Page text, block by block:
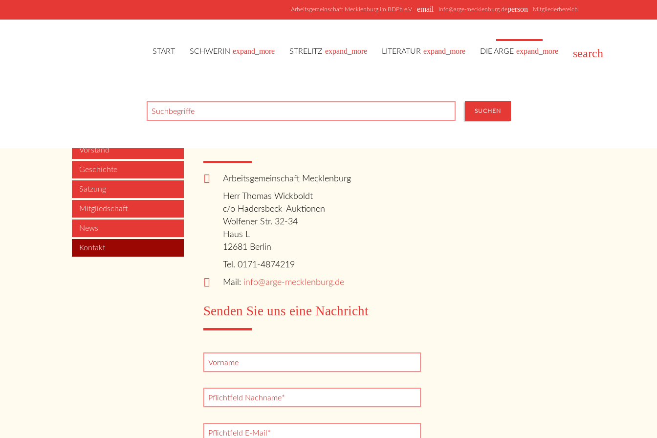
person Mitgliederbereich
email info@arge-mecklenburg.de
Arbeitsgemeinschaft Mecklenburg im BDPh e.V.
START SCHWERIN expand_more STRELITZ expand_more LITERATUR expand_more DIE ARGE expand_more search
Suchbegriffe SUCHEN
Arbeitsgemeinschaft Mecklenburg
Herr Thomas Wickboldt
c/o Hadersbeck-Auktionen
Wolfener Str. 32-34
Haus L
12681 Berlin
Tel. 0171-4874219
Mail: info@arge-mecklenburg.de
Senden Sie uns eine Nachricht
Vorname
Pflichtfeld Nachname*
Pflichtfeld E-Mail *
Vorstand
Geschichte
Satzung
Mitgliedschaft
News
Kontakt